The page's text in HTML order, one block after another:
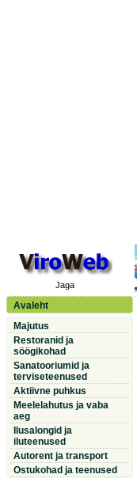
Jaga
Avaleht
Majutus
Restoranid ja
söögikohad
Sanatooriumid ja
terviseteenused
Aktiivne puhkus
Meelelahutus ja vaba
aeg
Ilusalongid ja
iluteenused
Autorent ja transport
Ostukohad ja teenused